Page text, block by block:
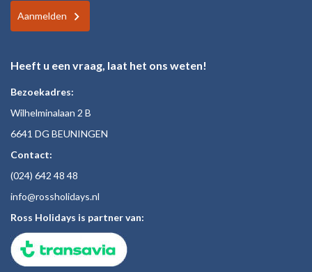
Aanmelden
Heeft u een vraag, laat het ons weten!
Bezoekadres:
Wilhelminalaan 2 B
6641 DG BEUNINGEN
Contact:
(024) 642 48 48
info@rossholidays.nl
Ross Holidays is partner van: